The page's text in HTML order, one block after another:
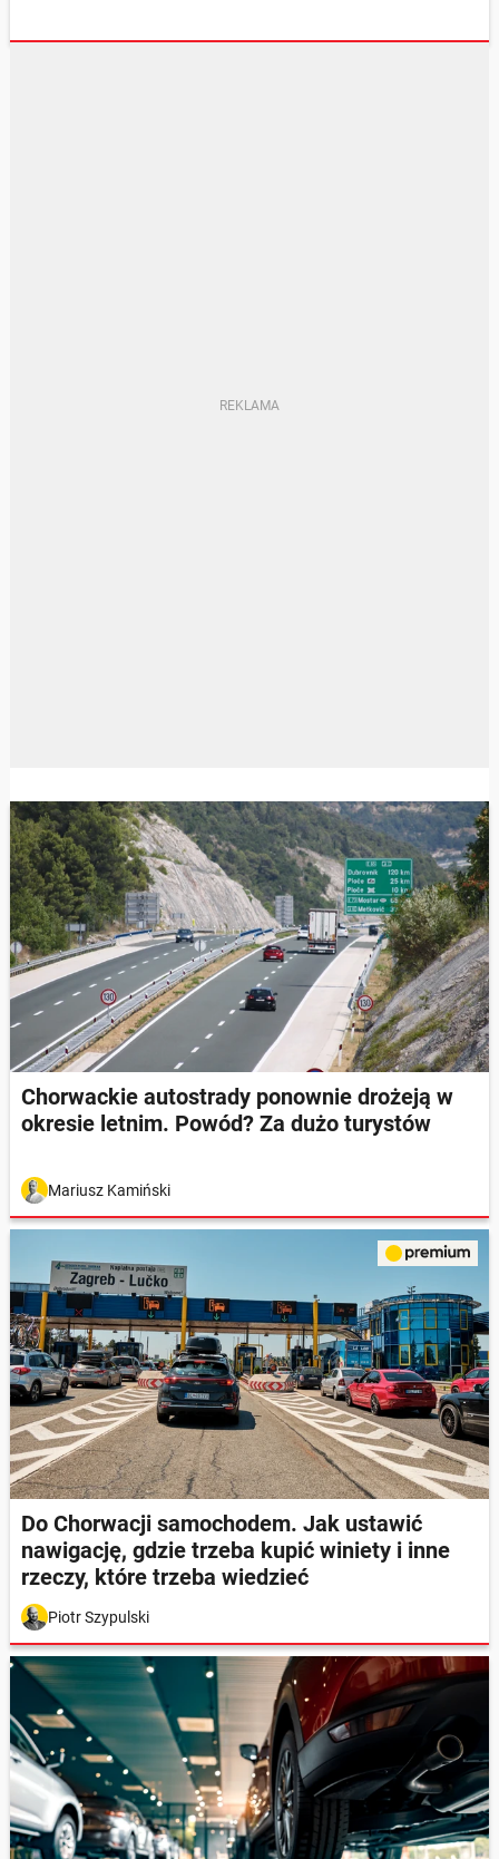
Chorwackie autostrady ponownie drożeją w
okresie letnim. Powód? Za dużo turystów
Mariusz Kamiński
Do Chorwacji samochodem. Jak ustawić
nawigację, gdzie trzeba kupić winiety i inne
rzeczy, które trzeba wiedzieć
Piotr Szypulski